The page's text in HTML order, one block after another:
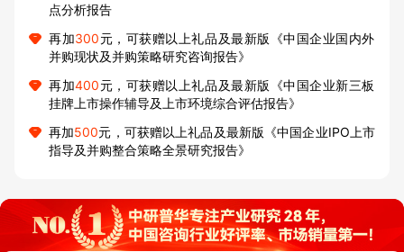
点分析报告
再加300元，可获赠以上礼品及最新版《中国企业国内外
并购现状及并购策略研究咨询报告》
再加400元，可获赠以上礼品及最新版《中国企业新三板
挂牌上市操作辅导及上市环境综合评估报告》
再加500元，可获赠以上礼品及最新版《中国企业IPO上市
指导及并购整合策略全景研究报告》